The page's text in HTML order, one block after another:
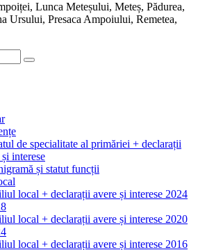
Lunca Meteșului, Meteș, Pădurea,
Ursului, Presaca Ampoiului, Remetea,
de specialitate al primăriei + declarații
interese
și statut funcții
local + declarații avere și interese 2024
local + declarații avere și interese 2020
local + declarații avere și interese 2016